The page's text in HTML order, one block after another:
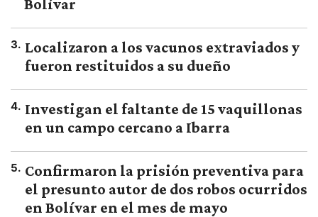
Bolívar
3. Localizaron a los vacunos extraviados y
fueron restituidos a su dueño
4. Investigan el faltante de 15 vaquillonas
en un campo cercano a Ibarra
5. Confirmaron la prisión preventiva para
el presunto autor de dos robos ocurridos
en Bolívar en el mes de mayo